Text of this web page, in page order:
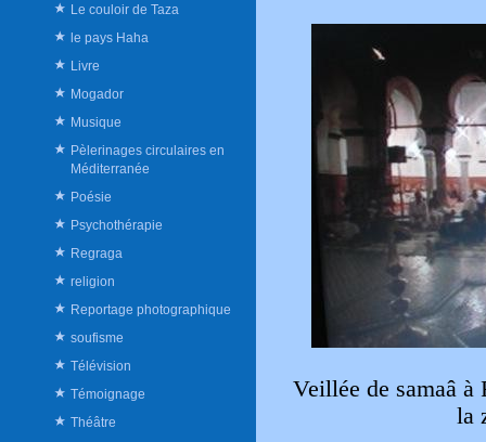
Le couloir de Taza
le pays Haha
Livre
Mogador
Musique
Pèlerinages circulaires en
Méditerranée
Poésie
Psychothérapie
Regraga
religion
Reportage photographique
soufisme
Télévision
Témoignage
Théâtre
Veillée de samaâ à
la